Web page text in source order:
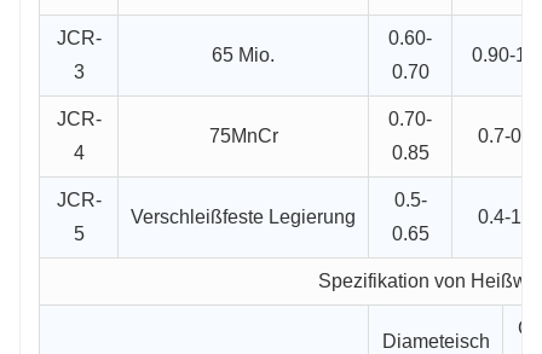
JCR-
3
65 Mio.
0.60-
0.70
0.90-1.2
JCR-
4
75MnCr
0.70-
0.85
0.7-0.8
JCR-
5
Verschleißfeste Legierung
0.5-
0.65
0.4-1.0
Spezifikation von
Diameteisch